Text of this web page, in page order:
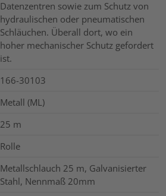
Datenzentren sowie zum Schutz von
hydraulischen oder pneumatischen
Schläuchen. Überall dort, wo ein
hoher mechanischer Schutz gefordert
ist.
166-30103
Metall (ML)
25 m
Rolle
Metallschlauch 25 m, Galvanisierter
Stahl, Nennmaß 20mm